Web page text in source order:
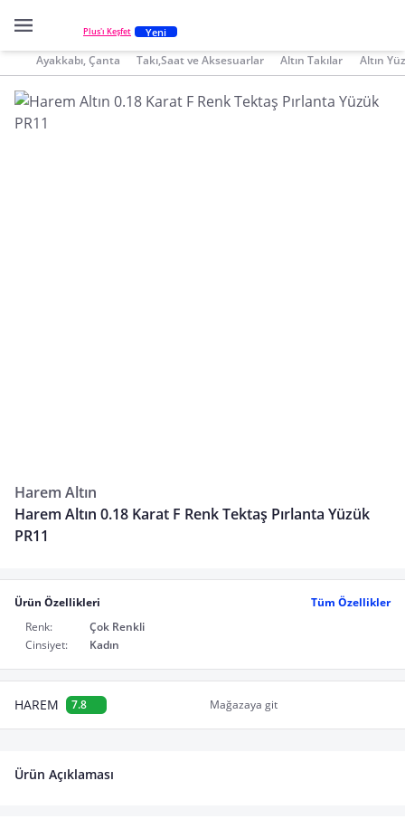
Plus'ı Keşfet Yeni
Ayakkabı, Çanta Takı,Saat ve Aksesuarlar Altın Takılar Altın
Harem Altın
Harem Altın 0.18 Karat F Renk Tektaş Pırlanta Yüzük
PR11
Ürün Özellikleri
Tüm Özellikler
Renk:
Çok Renkli
Cinsiyet:
Kadın
HAREM 7.8 Mağazaya git
Ürün Açıklaması